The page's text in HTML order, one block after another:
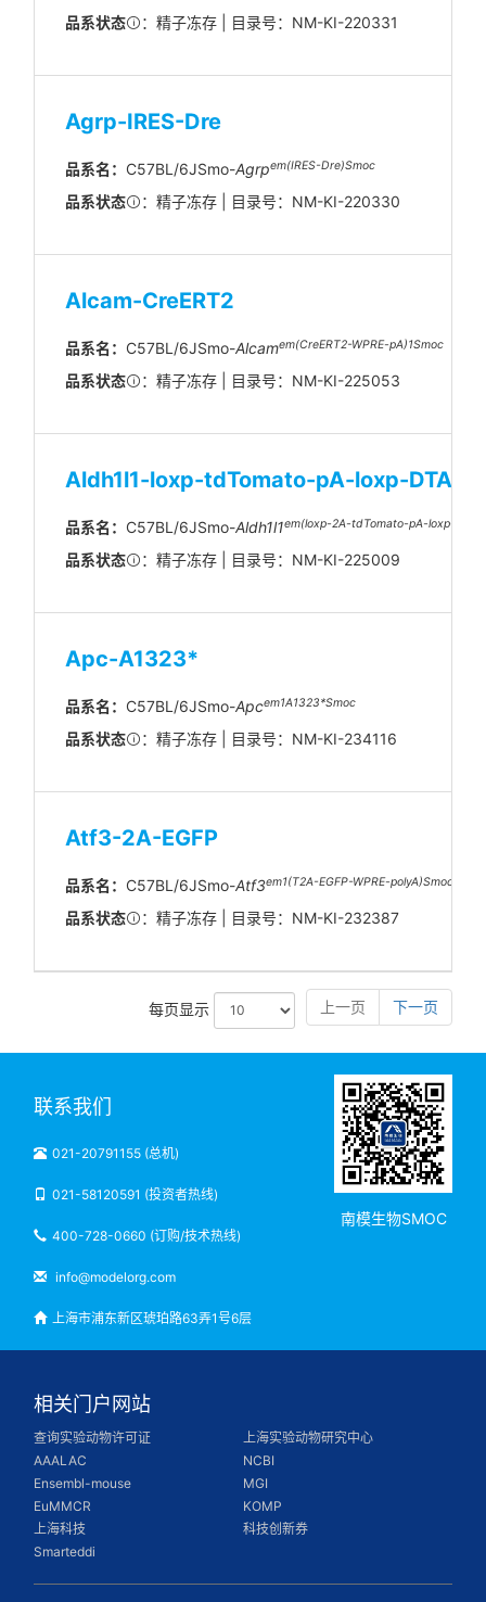
品系状态 ：精子冻存 | 目录号：NM-KI-220331
Agrp-IRES-Dre
品系名： C57BL/6JSmo-Agrpem(IRES-Dre)Smoc
品系状态 ：精子冻存 | 目录号：NM-KI-220330
Alcam-CreERT2
品系名： C57BL/6JSmo-Alcamem(CreERT2-WPRE-pA)1Smoc
品系状态 ：精子冻存 | 目录号：NM-KI-225053
Aldh1l1-loxp-tdTomato-pA-loxp-DTA
品系名： C57BL/6JSmo-Aldh1l1em(loxp-2A-tdTomato-pA-loxp-2A-
品系状态 ：精子冻存 | 目录号：NM-KI-225009
Apc-A1323*
品系名： C57BL/6JSmo-Apcem1A1323*Smoc
品系状态 ：精子冻存 | 目录号：NM-KI-234116
Atf3-2A-EGFP
品系名： C57BL/6JSmo-Atf3em1(T2A-EGFP-WPRE-polyA)Smoc
品系状态 ：精子冻存 | 目录号：NM-KI-232387
每页显示 上一页 下一页
联系我们
021-20791155 (总机)
021-58120591 (投资者热线)
400-728-0660 (订购/技术热线)
info@modelorg.com
上海市浦东新区琥珀路63弄1号6层
南模生物SMOC
相关门户网站
查询实验动物许可证
上海实验动物研究中心
AAALAC
NCBI
Ensembl-mouse
MGI
EuMMCR
KOMP
上海科技
科技创新券
Smarteddi